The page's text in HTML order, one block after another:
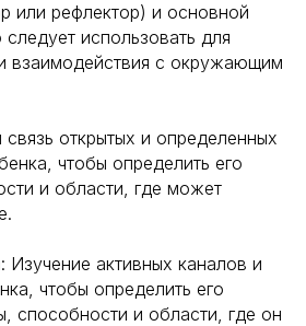
или рефлектор) и основной
использовать для
взаимодействия с окружающим
открытых и определенных
чтобы определить его
и области, где может
Изучение активных каналов и
чтобы определить его
способности и области, где он